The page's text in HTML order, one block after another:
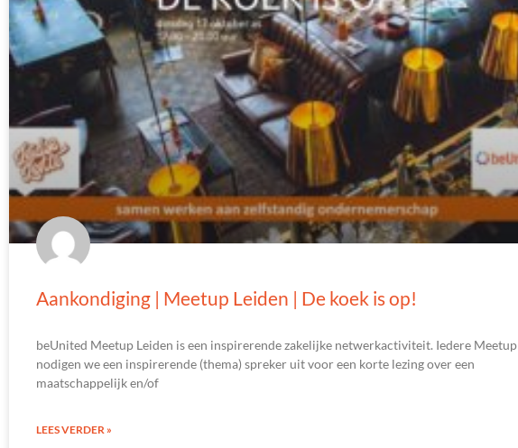
Aankondiging | Meetup Leiden | De koek is op!
beUnited Meetup Leiden is een inspirerende zakelijke netwerkactiviteit. Iedere Meetup
nodigen we een inspirerende (thema) spreker uit voor een korte lezing over een
maatschappelijk en/of
LEES VERDER »